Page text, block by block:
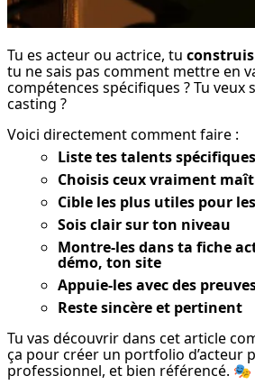
Tu es acteur ou actrice, tu
tu ne sais pas comment mettre en
compétences spécifiques ? Tu
casting ?
Voici directement comment faire :
Liste tes talents spécifiques
Choisis ceux vraiment
Cible les plus utiles pour
Sois clair sur ton niveau
Montre-les dans ta fiche
démo, ton site
Appuie-les avec des
Reste sincère et pertinent
Tu vas découvrir dans cet article
ça pour créer un portfolio d’acteur
professionnel, et bien référencé. 🎭